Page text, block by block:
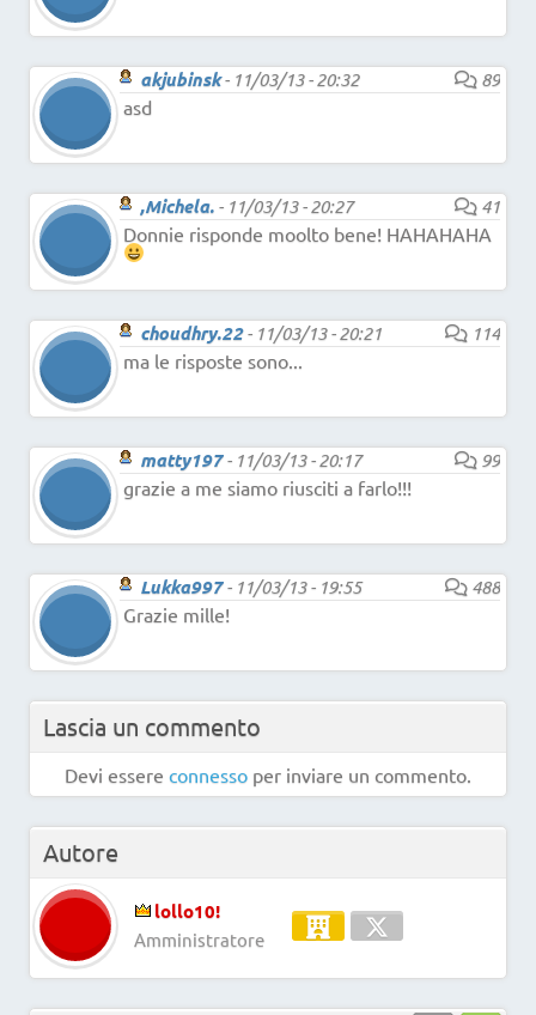
akjubinsk- 11/03/13 - 20:32
89
asd
,Michela. - 11/03/13 - 20:27
41
Donnie risponde moolto bene! HAHAHAHA
choudhry.22- 11/03/13 - 20:21
114
ma le risposte sono...
matty197- 11/03/13 - 20:17
99
grazie a me siamo riusciti a farlo!!!
Lukka997- 11/03/13 - 19:55
488
Grazie mille!
Lascia un commento
Devi essere connesso per inviare un commento.
Autore
lollo10!
Amministratore